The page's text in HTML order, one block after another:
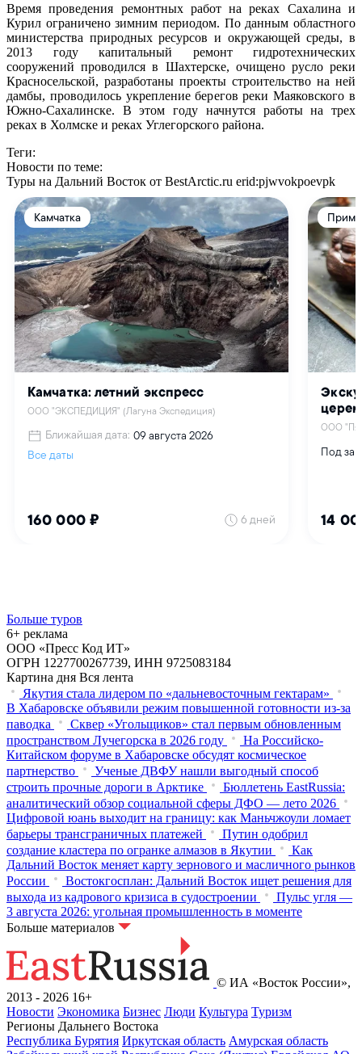
Время проведения ремонтных работ на реках Сахалина и
Курил ограничено зимним периодом. По данным областного
министерства природных ресурсов и окружающей среды, в
2013 году капитальный ремонт гидротехнических
сооружений проводился в Шахтерске, очищено русло реки
Красносельской, разработаны проекты строительство на ней
дамбы, проводилось укрепление берегов реки Маяковского в
Южно-Сахалинске. В этом году начнутся работы на трех
реках в Холмске и реках Углегорского района.
Теги:
Новости по теме:
Туры на Дальний Восток от BestArctic.ru erid:pjwvokpoevpk
Больше туров
6+ реклама
ООО «Пресс Код ИТ»
ОГРН 1227700267739, ИНН 9725083184
Картина дня Вся лента
Якутия стала лидером по «дальневосточным гектарам»
В Хабаровске объявили режим повышенной готовности из‑за
паводка
Сквер «Угольщиков» стал первым обновленным
пространством Лучегорска в 2026 году
На Российско-
Китайском форуме в Хабаровске обсудят космическое
партнерство
Ученые ДВФУ нашли выгодный способ
строить прочные дороги в Арктике
Бюллетень EastRussia:
аналитический обзор социальной сферы ДФО — лето 2026
Цифровой юань выходит на границу: как Маньчжоули ломает
барьеры трансграничных платежей
Путин одобрил
создание кластера по огранке алмазов в Якутии
Как
Дальний Восток меняет карту зернового и масличного рынков
России
Востокгосплан: Дальний Восток ищет решения для
выхода из кадрового кризиса в судостроении
Пульс угля —
3 августа 2026: угольная промышленность в моменте
Больше материалов
© ИА «Восток России»,
2013 - 2026 16+
Новости Экономика Бизнес Люди Культура Туризм
Регионы Дальнего Востока
Республика Бурятия Иркутская область Амурская область